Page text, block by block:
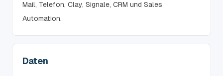
Mail, Telefon, Clay, Signale, CRM und Sales
Automation.
Daten